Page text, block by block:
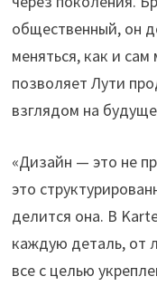
общественный, он
меняться, как и
позволяет Лути
взглядом на
«Дизайн — это не
это
делится она. В
каждую деталь, от
все с целью